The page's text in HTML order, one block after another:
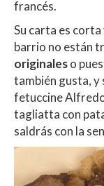
francés.
Su carta es
barrio no están
originaleso
también gusta,
fetuccine
tagliatta con
saldrás con la